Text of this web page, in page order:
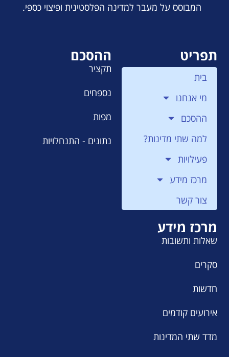
המבוסס על מעבר למדינה הפלסטינית ופיצוי כספי.
תפריט
בית
מי אנחנו
ההסכם
למה שתי מדינות?
פעילויות
מרכז מידע
צור קשר
ההסכם
תקציר
נספחים
מפות
נתונים - התנחלויות
מרכז מידע
שאלות ותשובות
סקרים
חדשות
אירועים קודמים
מדד שתי המדינות